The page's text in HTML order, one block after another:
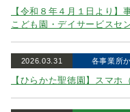
【令和８年４月１日より
こども園・デイサービスセ
2026.03.31 各事業所
【ひらかた聖徳園】スマホ